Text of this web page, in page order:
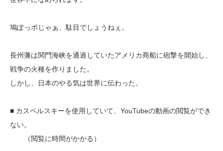
鳩ぽっポじゃぁ、駄目でしょうねぇ。
長州藩は関門海峡を通過していたアメリカ商船に砲撃を開始し、
戦争の火種を作りました。
しかし、日本のやる気は世界に伝わった。
■ カスペルスキーを使用していて、YouTubeの動画の閲覧ができ
ない。
（閲覧に時間がかかる）